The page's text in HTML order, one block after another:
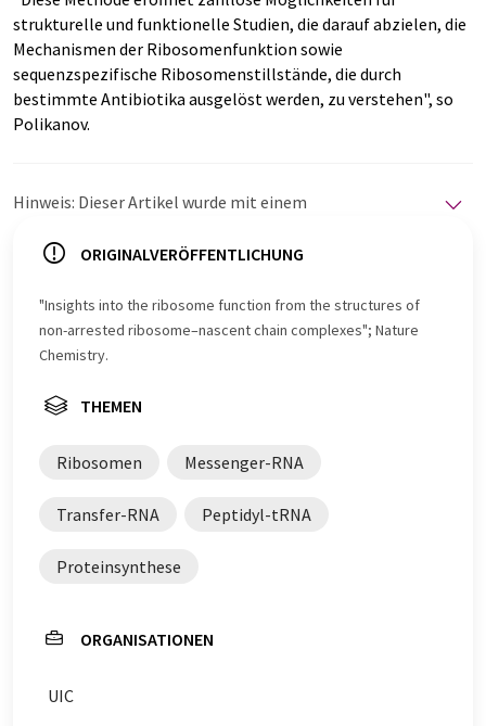
strukturelle und funktionelle Studien, die darauf abzielen, die
Mechanismen der Ribosomenfunktion sowie
sequenzspezifische Ribosomenstillstände, die durch
bestimmte Antibiotika ausgelöst werden, zu verstehen", so
Polikanov.
Hinweis: Dieser Artikel wurde mit einem
LUMITOS bietet diese automatischen Übersetzungen
Nachrichten zu präsentieren. Da dieser Artikel mit
automatischer Übersetzung übersetzt wurde, ist es
möglich, dass er Fehler im Vokabular, in der Syntax oder
Englisch finden Sie
ORIGINALVERÖFFENTLICHUNG
"Insights into the ribosome function from the structures of
non-arrested ribosome–nascent chain complexes"; Nature
Chemistry.
THEMEN
Ribosomen Messenger-RNA
Transfer-RNA Peptidyl-tRNA
Proteinsynthese
ORGANISATIONEN
UIC